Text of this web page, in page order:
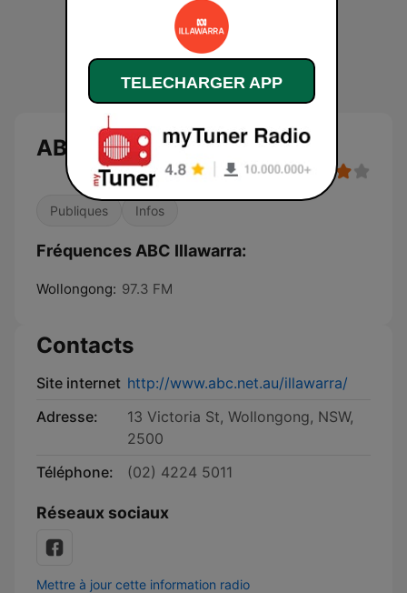
ABC Illawarra
Publiques Infos
Fréquences ABC Illawarra:
Wollongong: 97.3 FM
Contacts
Site internet http://www.abc.net.au/illawarra/
Adresse:
13 Victoria St, Wollongong, NSW,
2500
Téléphone:
(02) 4224 5011
Réseaux sociaux
Mettre à jour cette information radio
TELECHARGER APP